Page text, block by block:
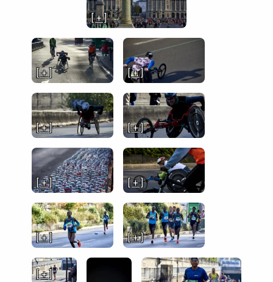
[ + ]
[ + ] [ + ]
[ + ] [ + ]
[ + ] [ + ]
[ + ] [ + ]
[ + ]